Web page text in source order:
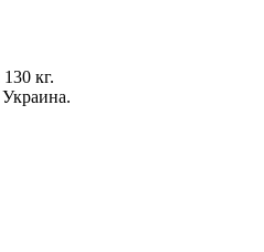
130 кг.
Украина.